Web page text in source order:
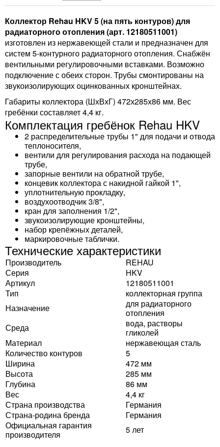
Коллектор Rehau HKV 5 (на пять контуров) для
радиаторного отопления (арт. 12180511001)
изготовлен из нержавеющей стали и предназначен для
систем 5-контурного радиаторного отопления. Снабжён
вентильными регулировочными вставками. Возможно
подключение с обеих сторон. Трубы смонтированы на
звукоизолирующих оцинкованных кронштейнах.
Габариты коллектора (ШхВхГ) 472х285х86 мм. Вес
гребёнки составляет 4,4 кг.
Комплектация гребёнок Rehau HKV
2 распределительные трубы 1" для подачи и отвода
теплоносителя,
вентили для регулирования расхода на подающей
трубе,
запорные вентили на обратной трубе,
концевик коллектора с накидной гайкой 1",
уплотнительную прокладку,
воздухоотводчик 3/8",
кран для заполнения 1/2",
звукоизолирующие кронштейны,
набор крепёжных деталей,
маркировочные таблички.
Технические характеристики
Производитель
REHAU
Серия
HKV
Артикул
12180511001
Тип
коллекторная группа
Назначение
для радиаторного
отопления
Среда
вода, растворы
гликолей
Материал
нержавеющая сталь
Количество контуров
5
Ширина
472 мм
Высота
285 мм
Глубина
86 мм
Вес
4,4 кг
Страна производства
Германия
Страна-родина бренда
Германия
Официальная гарантия
производителя
5 лет